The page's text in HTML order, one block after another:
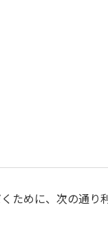
ために、次の通り